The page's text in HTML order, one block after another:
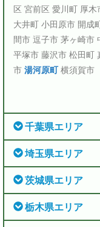
区 宮前区 愛川町 厚
大井町 小田原市 開成
間市 逗子市 茅ヶ崎市
平塚市 藤沢市 松田町
市 湯河原町 横須賀市
千葉県エリア
埼玉県エリア
茨城県エリア
栃木県エリア